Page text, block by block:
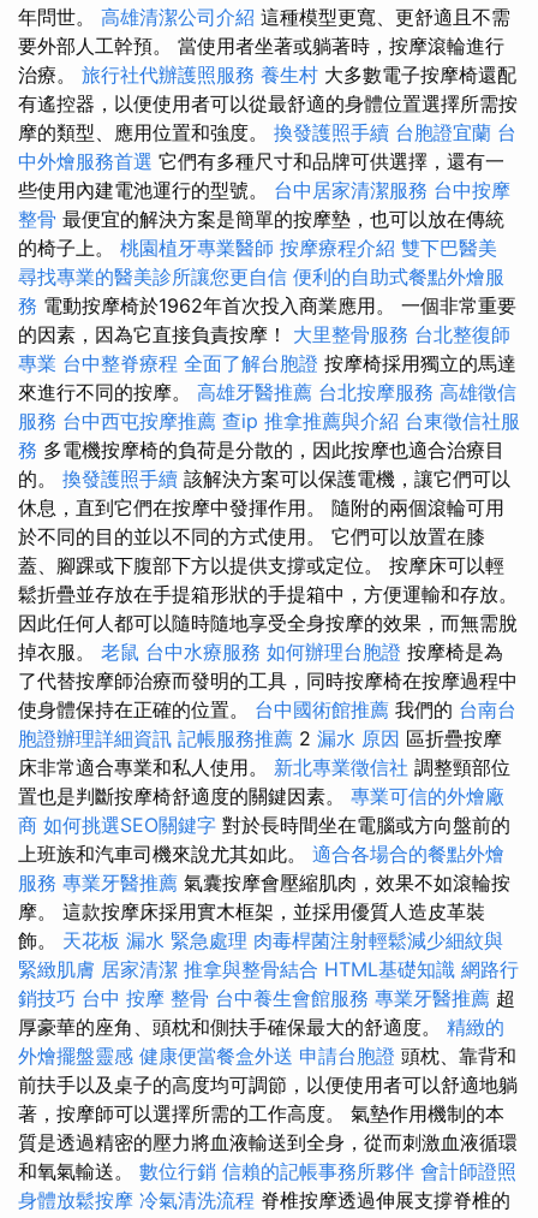
年問世。 高雄清潔公司介紹 這種模型更寬、更舒適且不需
要外部人工幹預。 當使用者坐著或躺著時，按摩滾輪進行
治療。 旅行社代辦護照服務 養生村 大多數電子按摩椅還配
有遙控器，以便使用者可以從最舒適的身體位置選擇所需按
摩的類型、應用位置和強度。 換發護照手續 台胞證宜蘭 台
中外燴服務首選 它們有多種尺寸和品牌可供選擇，還有一
些使用內建電池運行的型號。 台中居家清潔服務 台中按摩
整骨 最便宜的解決方案是簡單的按摩墊，也可以放在傳統
的椅子上。 桃園植牙專業醫師 按摩療程介紹 雙下巴醫美
尋找專業的醫美診所讓您更自信 便利的自助式餐點外燴服
務 電動按摩椅於1962年首次投入商業應用。 一個非常重要
的因素，因為它直接負責按摩！ 大里整骨服務 台北整復師
專業 台中整脊療程 全面了解台胞證 按摩椅採用獨立的馬達
來進行不同的按摩。 高雄牙醫推薦 台北按摩服務 高雄徵信
服務 台中西屯按摩推薦 查ip 推拿推薦與介紹 台東徵信社服
務 多電機按摩椅的負荷是分散的，因此按摩也適合治療目
的。 換發護照手續 該解決方案可以保護電機，讓它們可以
休息，直到它們在按摩中發揮作用。 隨附的兩個滾輪可用
於不同的目的並以不同的方式使用。 它們可以放置在膝
蓋、腳踝或下腹部下方以提供支撐或定位。 按摩床可以輕
鬆折疊並存放在手提箱形狀的手提箱中，方便運輸和存放。
因此任何人都可以隨時隨地享受全身按摩的效果，而無需脫
掉衣服。 老鼠 台中水療服務 如何辦理台胞證 按摩椅是為
了代替按摩師治療而發明的工具，同時按摩椅在按摩過程中
使身體保持在正確的位置。 台中國術館推薦 我們的 台南台
胞證辦理詳細資訊 記帳服務推薦 2 漏水 原因 區折疊按摩
床非常適合專業和私人使用。 新北專業徵信社 調整頸部位
置也是判斷按摩椅舒適度的關鍵因素。 專業可信的外燴廠
商 如何挑選SEO關鍵字 對於長時間坐在電腦或方向盤前的
上班族和汽車司機來說尤其如此。 適合各場合的餐點外燴
服務 專業牙醫推薦 氣囊按摩會壓縮肌肉，效果不如滾輪按
摩。 這款按摩床採用實木框架，並採用優質人造皮革裝
飾。 天花板 漏水 緊急處理 肉毒桿菌注射輕鬆減少細紋與
緊緻肌膚 居家清潔 推拿與整骨結合 HTML基礎知識 網路行
銷技巧 台中 按摩 整骨 台中養生會館服務 專業牙醫推薦 超
厚豪華的座角、頭枕和側扶手確保最大的舒適度。 精緻的
外燴擺盤靈感 健康便當餐盒外送 申請台胞證 頭枕、靠背和
前扶手以及桌子的高度均可調節，以便使用者可以舒適地躺
著，按摩師可以選擇所需的工作高度。 氣墊作用機制的本
質是透過精密的壓力將血液輸送到全身，從而刺激血液循環
和氧氣輸送。 數位行銷 信賴的記帳事務所夥伴 會計師證照
身體放鬆按摩 冷氣清洗流程 脊椎按摩透過伸展支撐脊椎的